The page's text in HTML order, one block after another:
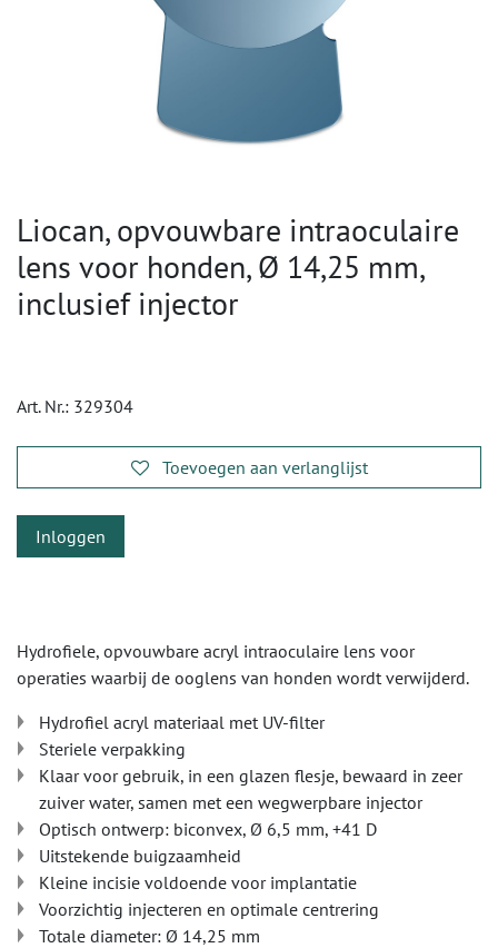
Liocan, opvouwbare intraoculaire
lens voor honden, Ø 14,25 mm,
inclusief injector
Art. Nr.: 329304
Toevoegen aan verlanglijst
Inloggen
Hydrofiele, opvouwbare acryl intraoculaire lens voor
operaties waarbij de ooglens van honden wordt verwijderd.
Hydrofiel acryl materiaal met UV-filter
Steriele verpakking
Klaar voor gebruik, in een glazen flesje, bewaard in zeer
zuiver water, samen met een wegwerpbare injector
Optisch ontwerp: biconvex, Ø 6,5 mm, +41 D
Uitstekende buigzaamheid
Kleine incisie voldoende voor implantatie
Voorzichtig injecteren en optimale centrering
Totale diameter: Ø 14,25 mm